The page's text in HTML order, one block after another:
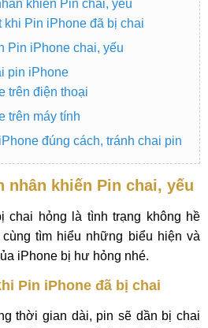
khiến Pin chai, yếu
khi Pin iPhone đã bị chai
Pin iPhone chai, yếu
pin iPhone
trên điện thoại
trên máy tính
đúng cách, tránh chai pin
nhân khiến Pin chai, yếu
chai hỏng là tình trạng không hề
tìm hiểu những biểu hiện và
iPhone bị hư hỏng nhé.
Pin iPhone đã bị chai
thời gian dài, pin sẽ dần bị chai